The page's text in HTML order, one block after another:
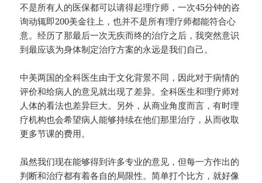
不是所有人的医保都可以请得起理疗师，一次45分钟的咨
询动辄即200美金往上，也并不是所有理疗师都能符合心
意。经历了那最后一次无疾而终的治疗之后，我突然意识
到最应该为身体制定治疗方案的永远是我们自己。
中美两国的全科医生由于文化背景不同，因此对于病情的
评价和给病人的意见就出现了差异。全科医生和理疗师对
人体的看法也差异巨大。另外，从商业角度而言，有时理
疗机构也会希望病人能够持续在他们那里治疗，从而收取
更多节课的费用。
虽然我们现在能够得到许多专业的意见，但每一方作出的
判断和治疗都有着各自的局限性。简单打个比方，就好像